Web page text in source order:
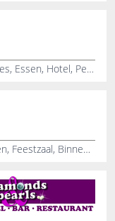
2, Sternen, Restaurant, Taverne, Deutsches, Essen, Hotel, Pension, Cafe-Pension
Hotel, Restaurant, Seminaries, Congressen, Feestzaal, Binnenspeeltuin, Temse